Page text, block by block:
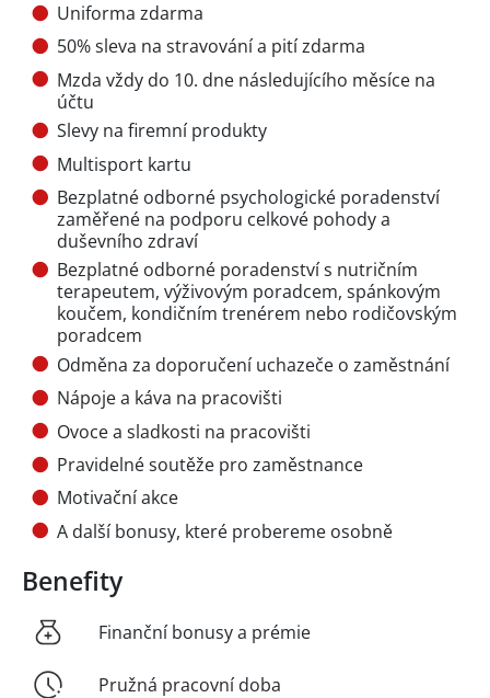
Uniforma zdarma
50% sleva na stravování a pití zdarma
Mzda vždy do 10. dne následujícího měsíce na
účtu
Slevy na firemní produkty
Multisport kartu
Bezplatné odborné psychologické poradenství
zaměřené na podporu celkové pohody a
duševního zdraví
Bezplatné odborné poradenství s nutričním
terapeutem, výživovým poradcem, spánkovým
koučem, kondičním trenérem nebo rodičovským
poradcem
Odměna za doporučení uchazeče o zaměstnání
Nápoje a káva na pracovišti
Ovoce a sladkosti na pracovišti
Pravidelné soutěže pro zaměstnance
Motivační akce
A další bonusy, které probereme osobně
Benefity
Finanční bonusy a prémie
Pružná pracovní doba